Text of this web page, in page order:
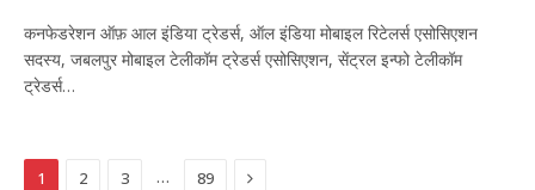
कनफेडरेशन ऑफ़ आल इंडिया ट्रेडर्स, ऑल इंडिया मोबाइल रिटेलर्स एसोसिएशन
सदस्य, जबलपुर मोबाइल टेलीकॉम ट्रेडर्स एसोसिएशन, सेंट्रल इन्फो टेलीकॉम
ट्रेडर्स…
1 2 3 … 89 Next